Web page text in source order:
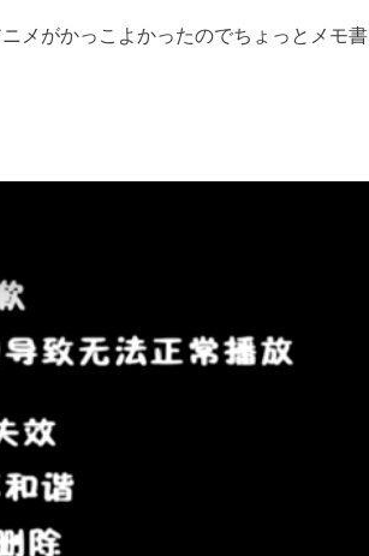
メがかっこよかったのでちょっとメモ書